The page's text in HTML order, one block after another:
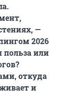
—
2026
польза или
откуда
и